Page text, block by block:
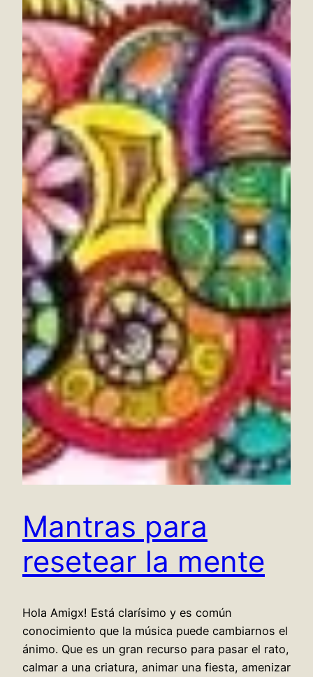
Mantras para
resetear la mente
Hola Amigx! Está clarísimo y es común
conocimiento que la música puede cambiarnos el
ánimo. Que es un gran recurso para pasar el rato,
calmar a una criatura, animar una fiesta, amenizar